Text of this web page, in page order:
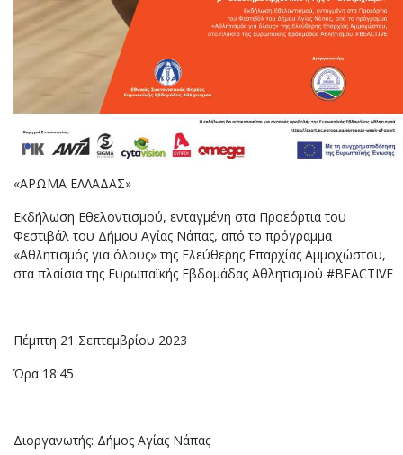
«ΑΡΩΜΑ ΕΛΛΑΔΑΣ»
Εκδήλωση Εθελοντισμού, ενταγμένη στα Προεόρτια του
Φεστιβάλ του Δήμου Αγίας Νάπας, από το πρόγραμμα
«Αθλητισμός για όλους» της Ελεύθερης Επαρχίας Αμμοχώστου,
στα πλαίσια της Ευρωπαϊκής Εβδομάδας Αθλητισμού #BEACTIVE
Πέμπτη 21 Σεπτεμβρίου 2023
Ώρα 18:45
Διοργανωτής: Δήμος Αγίας Νάπας